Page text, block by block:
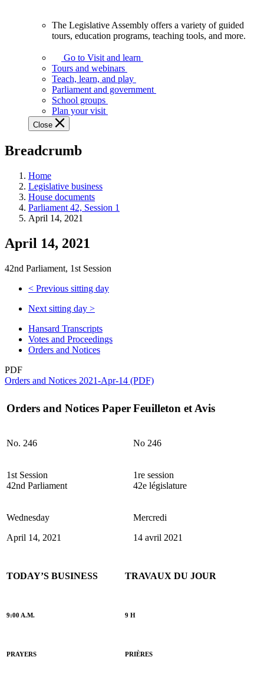
Assembly
offers
variety
guided
tours,
education
teaching
and
more.
The Legislative Assembly offers a variety of guided
tours, education programs, teaching tools, and more.
Go to Visit and learn
Tours and webinars
Teach, learn, and play
Parliament and government
School groups
Plan your visit
Close
Breadcrumb
Home
Legislative business
House documents
Parliament 42, Session 1
April 14, 2021
April 14, 2021
42nd Parliament, 1st Session
< Previous sitting day
Next sitting day >
Hansard Transcripts
Votes and Proceedings
Orders and Notices
PDF
Orders and Notices 2021-Apr-14 (PDF)
Orders and Notices PaperFeuilleton et Avis
No. 246 No 246
1st Session
42nd Parliament
1re session
42e législature
Wednesday
April 14, 2021
Mercredi
14 avril 2021
TODAY’S BUSINESS TRAVAUX DU JOUR
9:00 A.M. 9 H
PRAYERS PRIÈRES